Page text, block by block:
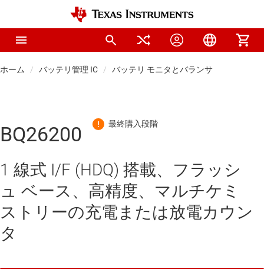
ホーム バッテリ管理 IC バッテリ モニタとバランサ
BQ26200
1 線式 I/F (HDQ) 搭載、フラッシ
ュ ベース、高精度、マルチケミ
ストリーの充電または放電カウン
タ